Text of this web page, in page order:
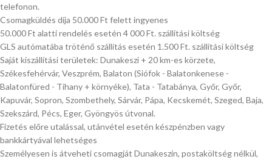
telefonon.
Csomagküldés díja 50.000 Ft felett ingyenes
50.000 Ft alatti rendelés esetén 4 000 Ft. szállítási költség
GLS autómatába tröténő szállítás esetén 1.500 Ft. szállítási költség
Saját kiszállítási területek: Dunakeszi + 20 km-es körzete,
Székesfehérvár, Veszprém, Balaton (Siófok - Balatonkenese -
Balatonfüred - Tihany + környéke), Tata - Tatabánya, Győr, Győr,
Kapuvár, Sopron, Szombethely, Sárvár, Pápa, Kecskemét, Szeged, Baja,
Szekszárd, Pécs, Eger, Gyöngyös útvonal.
Fizetés előre utalással, utánvétel esetén készpénzben vagy
bankkártyával lehetséges
Személyesen is átveheti csomagját Dunakeszin, postaköltség nélkül,